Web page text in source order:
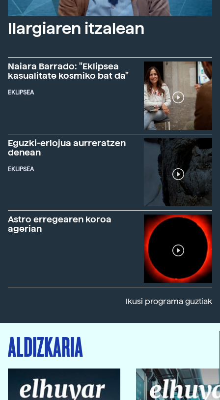
Ilargiaren itzalean
Naiara Barrado: "Eklipsea
kasualitate kosmiko bat da"
EKLIPSEA
Eguzki-erlojua aurreratzen
denean
EKLIPSEA
Astro erregearen koroa
agerian
Ikusi programa guztiak
ALDIZKARIA